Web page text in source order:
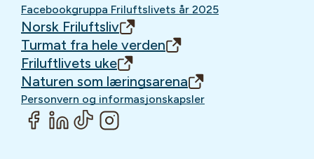
Facebookgruppa Friluftslivets år 2025
Norsk Friluftsliv
Turmat fra hele verden
Friluftlivets uke
Naturen som læringsarena
Personvern og informasjonskapsler